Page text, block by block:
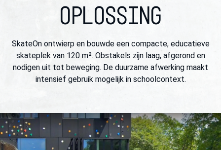
OPLOSSING
SkateOn ontwierp en bouwde een compacte, educatieve
skateplek van 120 m². Obstakels zijn laag, afgerond en
nodigen uit tot beweging. De duurzame afwerking maakt
intensief gebruik mogelijk in schoolcontext.